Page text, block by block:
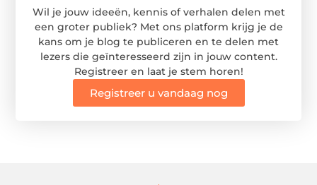
Wil je jouw ideeën, kennis of verhalen delen met
een groter publiek? Met ons platform krijg je de
kans om je blog te publiceren en te delen met
lezers die geïnteresseerd zijn in jouw content.
Registreer en laat je stem horen!
Registreer u vandaag nog